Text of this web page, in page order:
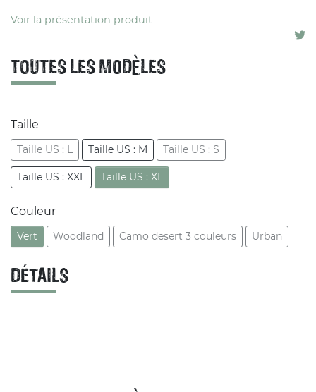
Voir la présentation produit
TOUTES LES MODÈLES
Taille
Taille US : L Taille US : M Taille US : S
Taille US : XXL Taille US : XL
Couleur
Vert Woodland Camo desert 3 couleurs Urban
DÉTAILS